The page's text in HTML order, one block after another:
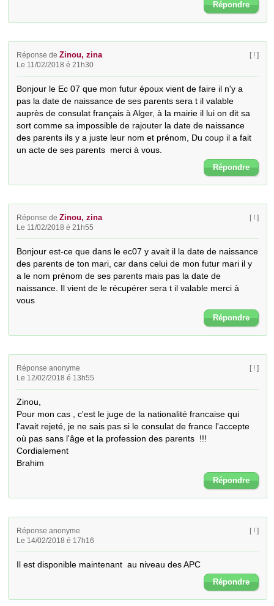
Répondre
Réponse deZinou, zina
Le 11/02/2018 é 21h30
[ ! ]
Bonjour le Ec 07 que mon futur époux vient de faire il n'y a
pas la date de naissance de ses parents sera t il valable
auprès de consulat français à Alger, à la mairie il lui on dit sa
sort comme sa impossible de rajouter la date de naissance
des parents ils y a juste leur nom et prénom, Du coup il a fait
un acte de ses parents  merci à vous.
Répondre
Réponse deZinou, zina
Le 11/02/2018 é 21h55
[ ! ]
Bonjour est-ce que dans le ec07 y avait il la date de naissance
des parents de ton mari, car dans celui de mon futur mari il y
a le nom prénom de ses parents mais pas la date de
naissance. Il vient de le récupérer sera t il valable merci à
vous
Répondre
Réponse anonyme
Le 12/02/2018 é 13h55
[ ! ]
Zinou,
Pour mon cas , c'est le juge de la nationalité francaise qui
l'avait rejeté, je ne sais pas si le consulat de france l'accepte
où pas sans l'âge et la profession des parents  !!!
Cordialement
Brahim
Répondre
Réponse anonyme
Le 14/02/2018 é 17h16
[ ! ]
Il est disponible maintenant  au niveau des APC
Répondre